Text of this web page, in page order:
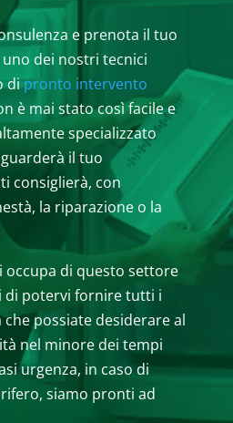
e prenota il tuo
dei nostri tecnici
dipronto intervento
è mai stato così facile e
specializzato
il tuo
consiglierà, con
la riparazione o la
occupa di questo settore
di potervi fornire tutti i
possiate desiderare al
nel minore dei tempi
urgenza, in caso di
siamo pronti ad